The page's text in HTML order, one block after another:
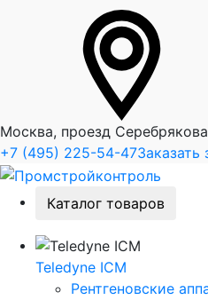
Москва, проезд
+7 (495) 225-54-47Заказать
Каталог товаров
Teledyne ICM
Рентгеновские